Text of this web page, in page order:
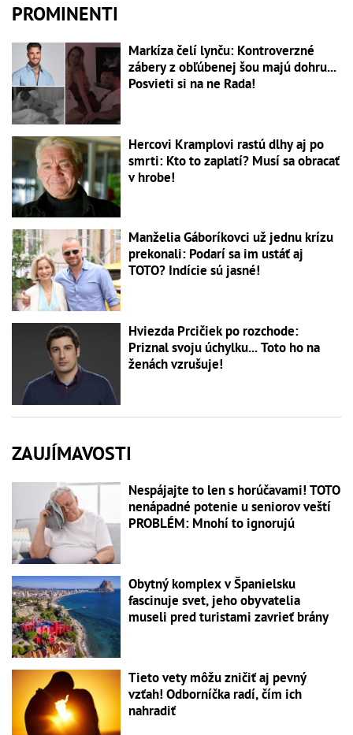
PROMINENTI
Markíza čelí lynču: Kontroverzné
zábery z obľúbenej šou majú dohru...
Posvieti si na ne Rada!
Hercovi Kramplovi rastú dlhy aj po
smrti: Kto to zaplatí? Musí sa obracať
v hrobe!
Manželia Gáboríkovci už jednu krízu
prekonali: Podarí sa im ustáť aj
TOTO? Indície sú jasné!
Hviezda Prcičiek po rozchode:
Priznal svoju úchylku... Toto ho na
ženách vzrušuje!
ZAUJÍMAVOSTI
Nespájajte to len s horúčavami! TOTO
nenápadné potenie u seniorov veští
PROBLÉM: Mnohí to ignorujú
Obytný komplex v Španielsku
fascinuje svet, jeho obyvatelia
museli pred turistami zavrieť brány
Tieto vety môžu zničiť aj pevný
vzťah! Odborníčka radí, čím ich
nahradiť